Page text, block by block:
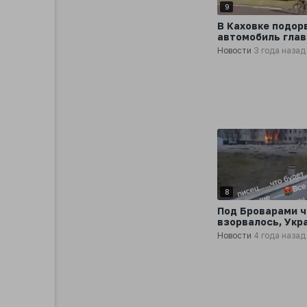
9
В Каховке
автомобиль
поселка
Херсонской
Новости 3 года назад
8
Под Броварами
взорвалось,
Новости 4 года назад